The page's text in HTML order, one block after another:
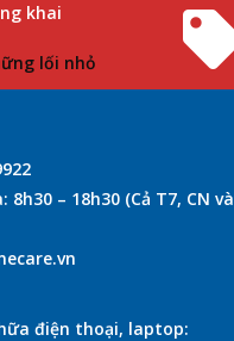
khai
lối nhỏ
– 18h30 (Cả T7, CN và
điện thoại, laptop: